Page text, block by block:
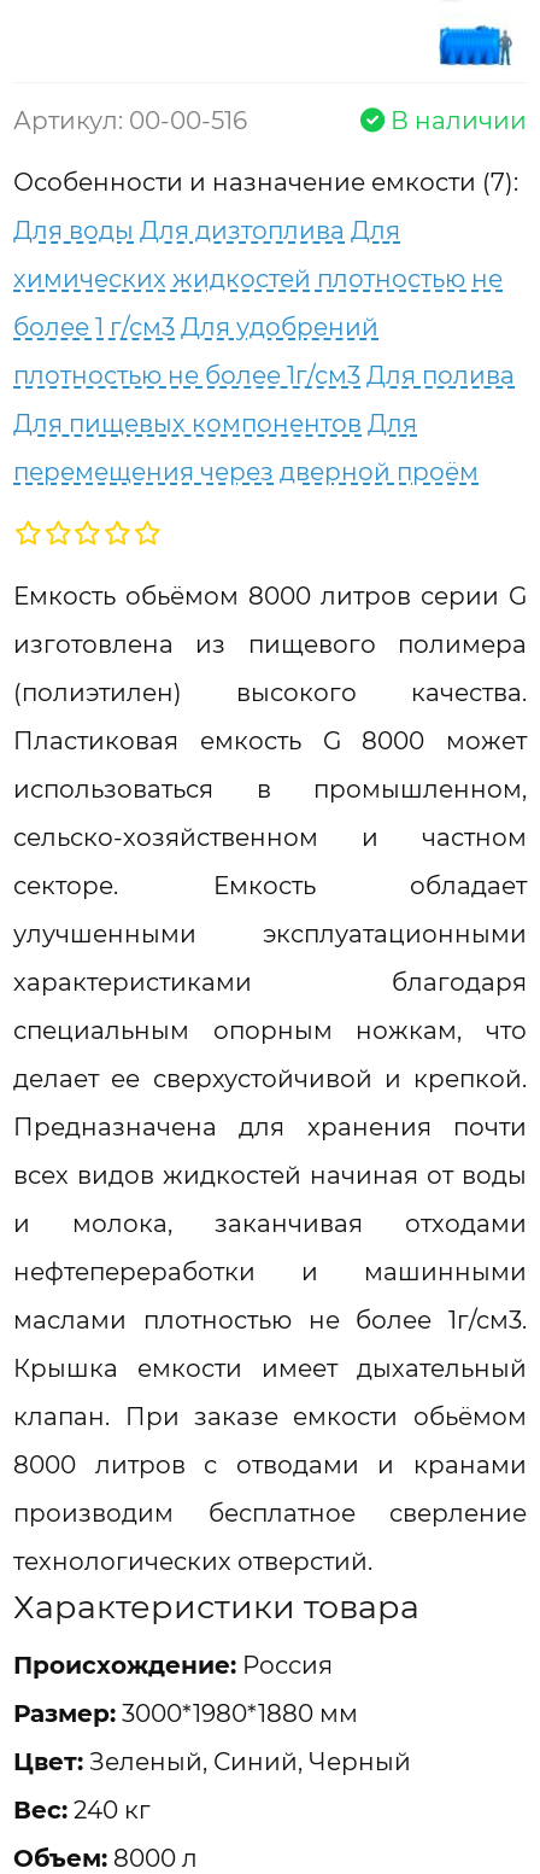
Артикул: 00-00-516 В наличии
Особенности и назначение емкости (7):
Для воды Для дизтоплива Для
химических жидкостей плотностью не
более 1 г/см3 Для удобрений
плотностью не более 1г/см3 Для полива
Для пищевых компонентов Для
перемещения через дверной проём
Емкость обьёмом 8000 литров серии G
изготовлена из пищевого полимера
(полиэтилен) высокого качества.
Пластиковая емкость G 8000 может
использоваться в промышленном,
сельско-хозяйственном и частном
секторе. Емкость обладает
улучшенными эксплуатационными
характеристиками благодаря
специальным опорным ножкам, что
делает ее сверхустойчивой и крепкой.
Предназначена для хранения почти
всех видов жидкостей начиная от воды
и молока, заканчивая отходами
нефтепереработки и машинными
маслами плотностью не более 1г/см3.
Крышка емкости имеет дыхательный
клапан. При заказе емкости обьёмом
8000 литров с отводами и кранами
производим бесплатное сверление
технологических отверстий.
Характеристики товара
Проиcхождение: Россия
Размер: 3000*1980*1880 мм
Цвет: Зеленый, Синий, Черный
Вес: 240 кг
Объем: 8000 л